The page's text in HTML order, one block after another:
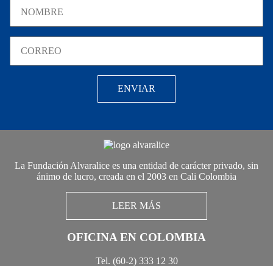
La Fundación Alvaralice es una entidad de carácter privado, sin
ánimo de lucro, creada en el 2003 en Cali Colombia
LEER MÁS
OFICINA EN COLOMBIA
Tel. (60-2) 333 12 30